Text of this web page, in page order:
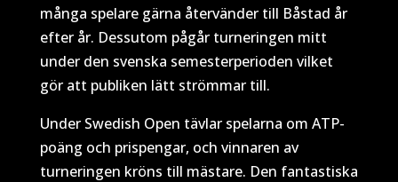
många spelare gärna återvänder till Båstad år
efter år. Dessutom pågår turneringen mitt
under den svenska semesterperioden vilket
gör att publiken lätt strömmar till.
Under Swedish Open tävlar spelarna om ATP-
poäng och prispengar, och vinnaren av
turneringen kröns till mästare. Den fantastiska